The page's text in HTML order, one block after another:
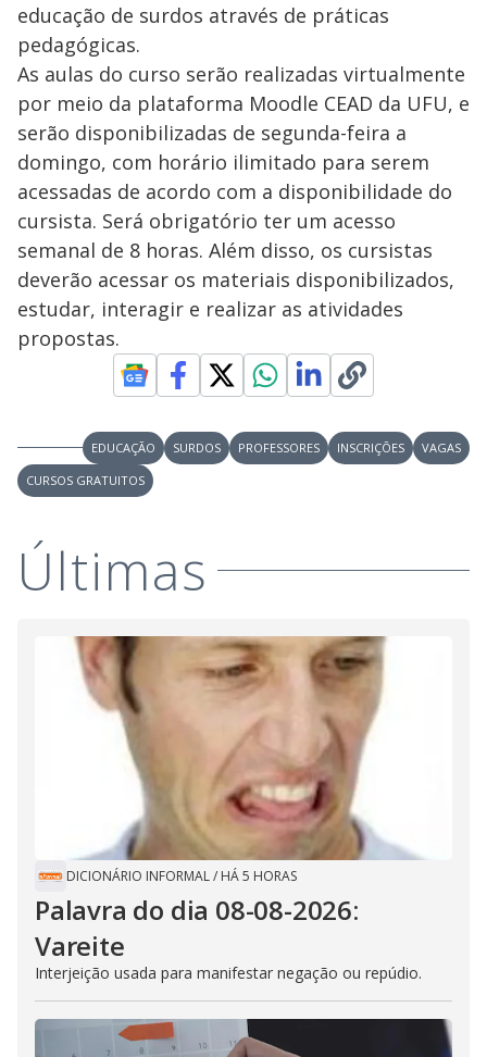
educação de surdos através de práticas
pedagógicas.
As aulas do curso serão realizadas virtualmente
por meio da plataforma Moodle CEAD da UFU, e
serão disponibilizadas de segunda-feira a
domingo, com horário ilimitado para serem
acessadas de acordo com a disponibilidade do
cursista. Será obrigatório ter um acesso
semanal de 8 horas. Além disso, os cursistas
deverão acessar os materiais disponibilizados,
estudar, interagir e realizar as atividades
propostas.
EDUCAÇÃO SURDOS PROFESSORES INSCRIÇÕES
VAGAS
CURSOS GRATUITOS
Últimas
DICIONÁRIO INFORMAL/ HÁ 5 HORAS
Palavra do dia 08-08-2026:
Vareite
Interjeição usada para manifestar negação ou repúdio.